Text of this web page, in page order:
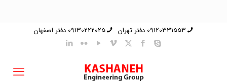
09120331553 دفتر تهران 09130222025 دفتر اصفهان